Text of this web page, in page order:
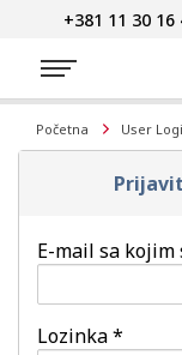
+381 11 30 16
Početna User
E-mail sa
Lozinka *